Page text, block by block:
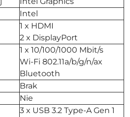
Intel
1 x HDMI
2 x DisplayPort
1 x 10/100/1000 Mbit/s
Wi-Fi 802.11a/b/g/n/ax
Bluetooth
Brak
Nie
3 x USB 3.2 Type-A Gen 1